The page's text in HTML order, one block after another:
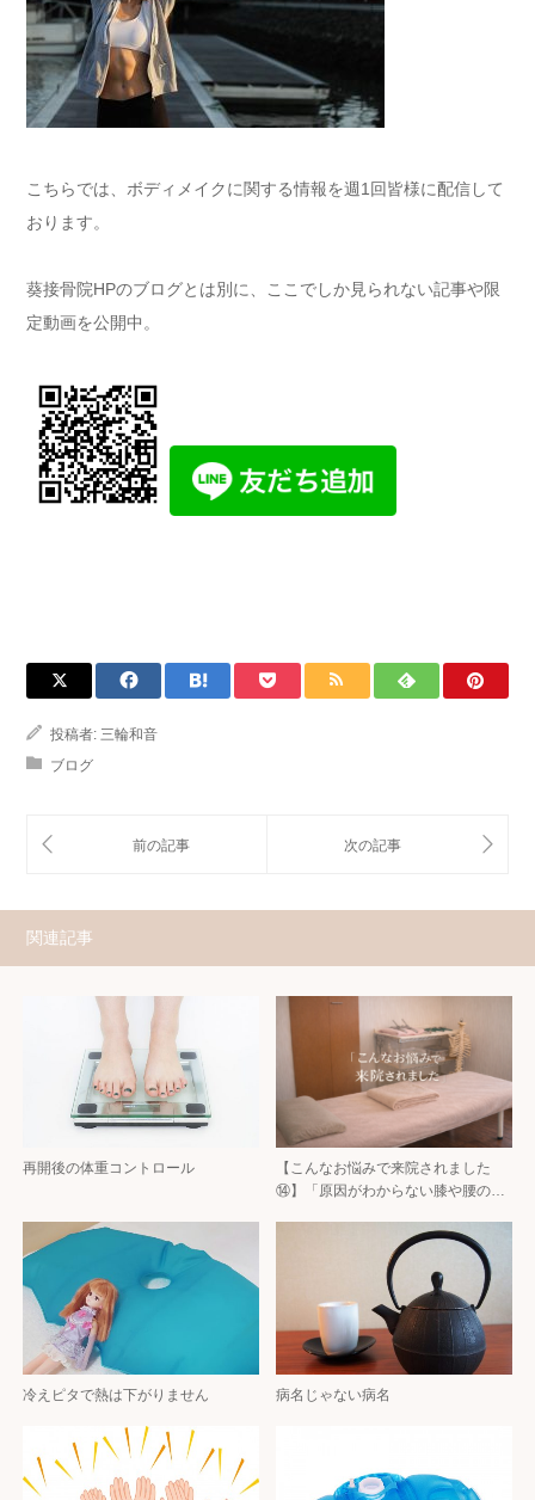
こちらでは、ボディメイクに関する情報を週1回皆様に配信して
おります。
葵接骨院HPのブログとは別に、ここでしか見られない記事や限
定動画を公開中。
投稿者: 三輪和音
ブログ
関連記事
再開後の体重コントロール
【こんなお悩みで来院されました
⑭】「原因がわからない膝や腰の…
冷えピタで熱は下がりません 病名じゃない病名